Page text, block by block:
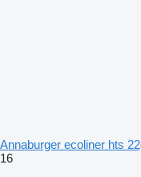
Annaburger ecoliner hts
16